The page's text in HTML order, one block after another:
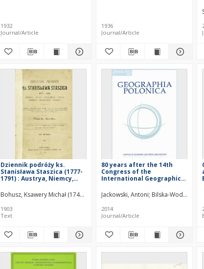
1932
Journal/Article
1936
Journal/Article
Dziennik podróży ks.
Stanisława Staszica (1777-
1791) : Austrya, Niemcy,
Szwajcarya, Włochy. T. 1
Bohusz, Ksawery Michał (1746–1823)
1903
Text
80 years after the 14th
Congress of the
International Geographical
August 1934
Jackowski, Antoni Bilska-Wodecka,
2014
Journal/Article